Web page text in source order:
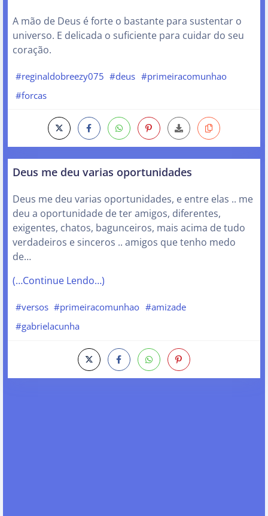
A mão de Deus é forte o bastante para sustentar o
universo. E delicada o suficiente para cuidar do seu
coração.
#reginaldobreezy075 #deus #primeiracomunhao
#forcas
Deus me deu varias oportunidades
Deus me deu varias oportunidades, e entre elas .. me
deu a oportunidade de ter amigos, diferentes,
exigentes, chatos, bagunceiros, mais acima de tudo
verdadeiros e sinceros .. amigos que tenho medo
de…
(…Continue Lendo…)
#versos #primeiracomunhao #amizade
#gabrielacunha